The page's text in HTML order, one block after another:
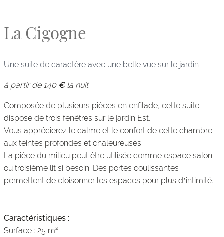
La Cigogne
Une suite de caractère avec une belle vue sur le jardin
à partir de 140€la nuit
Composée de plusieurs pièces en enfilade, cette suite
dispose de trois fenêtres sur le jardin Est.
Vous apprécierez le calme et le confort de cette chambre
aux teintes profondes et chaleureuses.
La pièce du milieu peut être utilisée comme espace salon
ou troisième lit si besoin. Des portes coulissantes
permettent de cloisonner les espaces pour plus d’intimité.
Caractéristiques :
Surface : 25 m²